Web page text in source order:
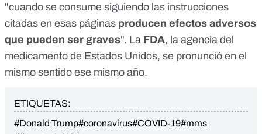
"cuando se consume siguiendo las instrucciones
citadas en esas páginas producen efectos adversos
que pueden ser graves". La FDA, la agencia del
medicamento de Estados Unidos, se pronunció en el
mismo sentido ese mismo año.
ETIQUETAS:
#Donald Trump#coronavirus#COVID-19#mms